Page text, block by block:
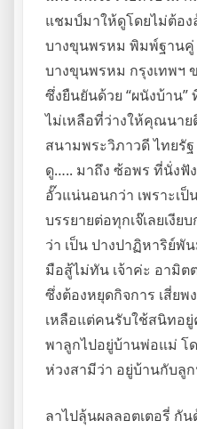
แชมป์มาให้ดูโดยไม่ต้อง
บางขุนพรหม พิมพ์ฐานคู่
บางขุนพรหม กรุงเทพฯ
ซึ่งยืนยันด้วย “ผนังบ้าน
ไม่เหลือที่ว่างให้คุณนา
สนามพระวิภาวดี ไทยรั
ดู….. มาถึง ซ้อพร ที่นั่งฟั
อั๊วแน่นอนกว่า เพราะเ
บรรยายต่อทุกเจ๊เลยเงีย
ว่า เป็น ปางปาฏิหาริย์พั
มือสู้ไม่ทัน เจ้าค่ะ อามิต
ซึ่งต้องหยุดกิจการ เสี่ย
เหลือแต่คนรับใช้สนิทอยู่
พาลูกไปอยู่บ้านพ่อแม่ โ
ห่วงสามีว่า อยู่บ้านกับลู
ลาไปลุ้นผลลอตเตอรี่ กัน